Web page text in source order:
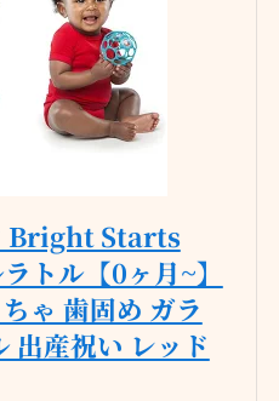
Bright Starts
トル【0ヶ月~】
ゃ 歯固め ガラ
出産祝い レッド